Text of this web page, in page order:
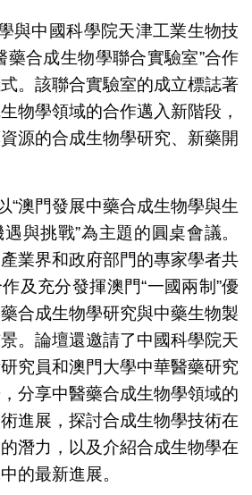
與中國科學院天津工業生物技
藥合成生物學聯合實驗室”合作
。該聯合實驗室的成立標誌著
物學領域的合作邁入新階段，
源的合成生物學研究、新藥開
“澳門發展中藥合成生物學與生
與挑戰”為主題的圓桌會議。
業界和政府部門的專家學者共
及充分發揮澳門“一國兩制”優
合成生物學研究與中藥生物製
。論壇還邀請了中國科學院天
究員和澳門大學中華醫藥研究
分享中醫藥合成生物學領域的
進展，探討合成生物學技術在
潛力，以及介紹合成生物學在
的最新進展。